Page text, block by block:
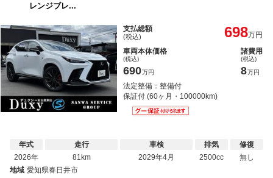
レンジブレ...
支払総額
(税込) 698万円
車両本体価格
(税込)
690万円
諸費用
(税込)
8万円
法定整備：整備付
保証付 (60ヶ月・100000km)
年式
2026年
走行
81km
車検
2029年4月
排気
2500cc
修復
無し
地域 愛知県春日井市